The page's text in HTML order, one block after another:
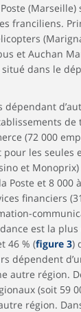
(Marseille)
franciliens.
et Auchan
dans le
dépendant
(72 000
les seules
et
Poste et 8 000 à
financiers
est la plus
46 % (figure 3)
dépendent
autre région.
(soit 59
région.